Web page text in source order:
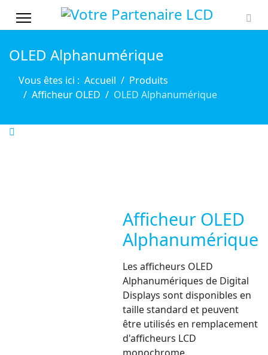
OLED Alphanumérique
Vous êtes ici : Accueil
Produits
Afficheur OLED
OLED Alphanumérique
Afficheur OLED
Alphanumérique
Les afficheurs OLED
Alphanumériques de Digital
Displays sont disponibles en
taille standard et peuvent
être utilisés en remplacement
d'afficheurs LCD